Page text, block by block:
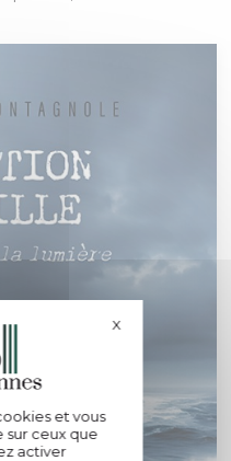
et vous
sur ceux que
activer
X